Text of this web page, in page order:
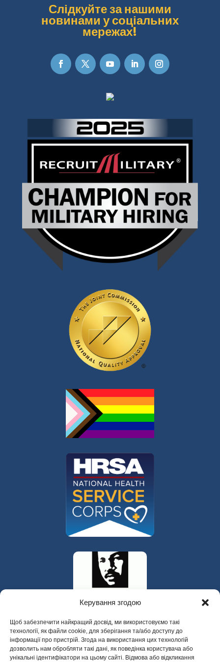
Керування згодою
Щоб забезпечити найкращий досвід, ми використовуємо такі
технології, як файли cookie, для зберігання та/або доступу до
інформації про пристрій. Згода на використання цих технологій
дозволить нам обробляти такі дані, як поведінка користувача або
унікальні ідентифікатори на цьому сайті. Відмова або відкликання
Слідкуйте за нашими
новинами у соціальних
мережах!